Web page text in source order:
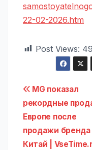
22-02-2026.htm
Post Views: 49
по
записям
MG показал
рекордные
Европе после
продажи бренда
Китай |